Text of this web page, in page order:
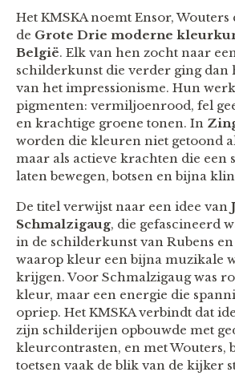
Het KMSKA noemt Ensor,
de Grote Drie moderne
België. Elk van hen zocht naar
schilderkunst die verder ging dan
van het impressionisme. Hun
pigmenten: vermiljoenrood, fel
en krachtige groene tonen. In
worden die kleuren niet getoond
maar als actieve krachten die
laten bewegen, botsen en bijna
De titel verwijst naar een idee van
Schmalzigaug, die gefascineerd
in de schilderkunst van Rubens
waarop kleur een bijna muzikale
krijgen. Voor Schmalzigaug was
kleur, maar een energie die
opriep. Het KMSKA verbindt dat
zijn schilderijen opbouwde met
kleurcontrasten, en met Wouters,
toetsen vaak de blik van de kijker